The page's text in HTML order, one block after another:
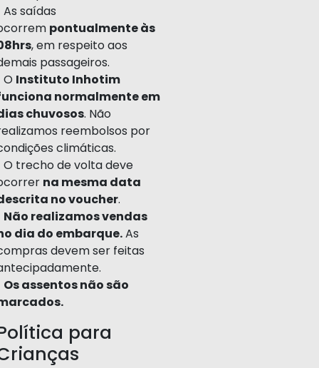
As saídas
pontualmente às
, em respeito aos
passageiros.
O Instituto Inhotim
normalmente em
chuvosos. Não
reembolsos por
climáticas.
O trecho de volta deve
na mesma data
no voucher.
Não realizamos vendas
dia do embarque.As
devem ser feitas
Os assentos não são
para